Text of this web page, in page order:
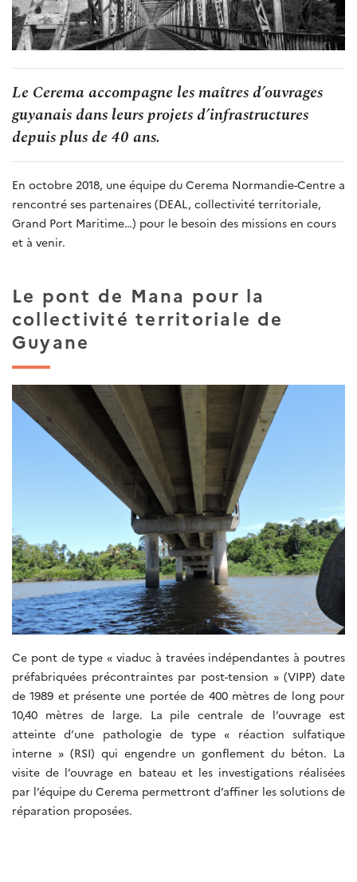
Le Cerema accompagne les maîtres d’ouvrages
guyanais dans leurs projets d’infrastructures
depuis plus de 40 ans.
En octobre 2018, une équipe du Cerema Normandie-Centre a
rencontré ses partenaires (DEAL, collectivité territoriale,
Grand Port Maritime…) pour le besoin des missions en cours
et à venir.
Le pont de Mana pour la
collectivité territoriale de
Guyane
Ce pont de type « viaduc à travées indépendantes à poutres
préfabriquées précontraintes par post-tension » (VIPP) date
de 1989 et présente une portée de 400 mètres de long pour
10,40 mètres de large. La pile centrale de l’ouvrage est
atteinte d’une pathologie de type « réaction sulfatique
interne » (RSI) qui engendre un gonflement du béton. La
visite de l’ouvrage en bateau et les investigations réalisées
par l’équipe du Cerema permettront d’affiner les solutions de
réparation proposées.